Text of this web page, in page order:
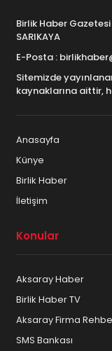
Birlik Haber
SARIKAYA
E-Posta :
Sitemizde
kaynaklarına aittir,
Anasayfa
Künye
Birlik Haber
İletişim
Konular
Aksaray Haber
Birlik Haber TV
Aksaray Firma
SMS Bankası